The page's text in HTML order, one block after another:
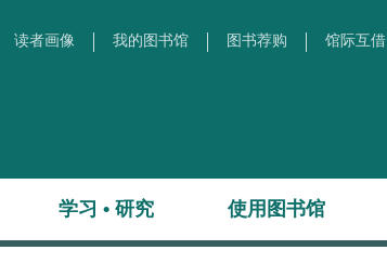
读者画像 我的图书馆 图书荐购 馆际互借
学习 • 研究 使用图书馆